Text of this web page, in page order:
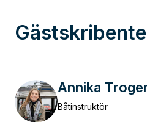
Annika
Båtinstruktör